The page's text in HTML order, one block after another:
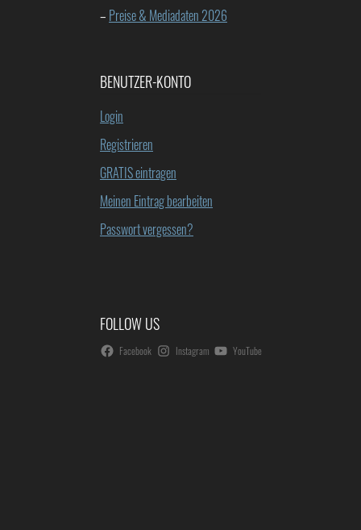
– Preise & Mediadaten 2026
BENUTZER-KONTO
Login
Registrieren
GRATIS eintragen
Meinen Eintrag bearbeiten
Passwort vergessen?
FOLLOW US
Facebook Instagram YouTube